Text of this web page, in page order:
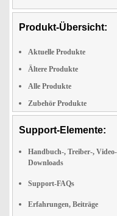
Produkt-Übersicht:
Aktuelle Produkte
Ältere Produkte
Alle Produkte
Zubehör Produkte
Support-Elemente:
Handbuch-, Treiber-, Video-
Downloads
Support-FAQs
Erfahrungen, Beiträge